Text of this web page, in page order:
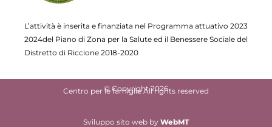
L’attività è inserita e finanziata nel Programma attuativo 2023
2024del Piano di Zona per la Salute ed il Benessere Sociale del
Distretto di Riccione 2018-2020
© Copyright 2026
Centro per le famiglie All rights reserved
Sviluppo sito web by WebMT